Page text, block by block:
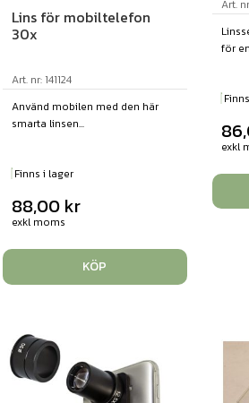
Lins för mobiltelefon
30x
Art. nr: 141124
Använd mobilen med den här
smarta linsen...
Finns i lager
88,00 kr
exkl moms
KÖP
Art.
för
exkl